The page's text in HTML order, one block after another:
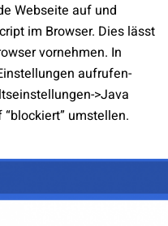
Webseite auf und
im Browser. Dies lässt
vornehmen. In
aufrufen-
>Java
umstellen.